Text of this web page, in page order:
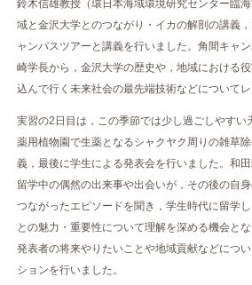
鈴木信雄教授（環日本海域環境研究センター臨
域と金沢大学とのつながり・イカの解剖の講義
ャンパスツアーと講義を行いました。角間キャ
崎学長から，金沢大学の歴史や，地域における
込んで行く未来社会の最先端技術などについてレ
実習の2日目は，この季節では少し過ごしやすい
薬用植物園で生薬となるシャクヤク周りの雑草
義，最後に学生による発表会を行いました。和
留学中の偶然の出来事や出会いが，その後の自
つながったエピソードを聞き，学生時代に留学
との魅力・重要性について理解を深める機会と
発表者の将来やりたいことや地域貢献などにつ
ションを行いました。